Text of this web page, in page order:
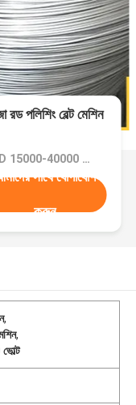
রড পলিশিং বেল্ট মেশিন
মূল্য：USD 15000-40000 Dollar per set
সাথে যোগাযোগ
করুন
,
,
ভোল্ট